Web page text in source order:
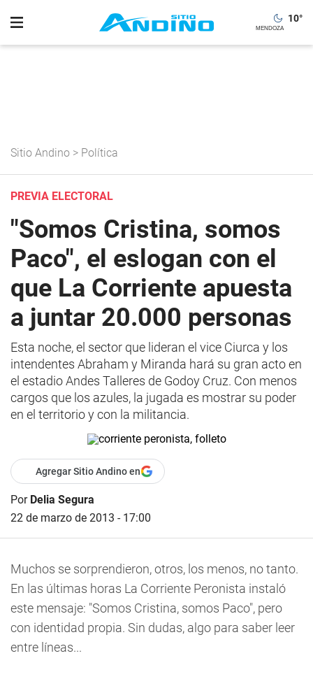
10°
Sitio Andino > Política
PREVIA ELECTORAL
"Somos Cristina, somos
Paco", el eslogan con el
que La Corriente apuesta
a juntar 20.000 personas
Esta noche, el sector que lideran el vice Ciurca y los
intendentes Abraham y Miranda hará su gran acto en
el estadio Andes Talleres de Godoy Cruz. Con menos
cargos que los azules, la jugada es mostrar su poder
en el territorio y con la militancia.
Agregar Sitio Andino en
Por Delia Segura
22 de marzo de 2013 - 17:00
Muchos se sorprendieron, otros, los menos, no tanto.
En las últimas horas La Corriente Peronista instaló
este mensaje: "Somos Cristina, somos Paco", pero
con identidad propia. Sin dudas, algo para saber leer
entre líneas...